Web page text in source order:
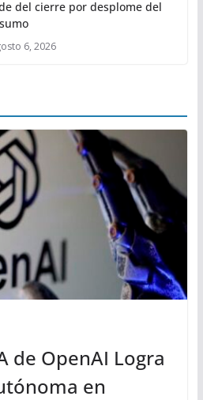
del cierre por desplome del
6, 2026
de OpenAI Logra
en